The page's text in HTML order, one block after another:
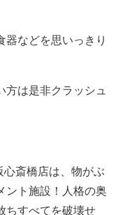
器などを思いっきり
は是非クラッシュ
斎橋店は、物がぶ
ント施設！人格の奥
ちすべてを破壊せ